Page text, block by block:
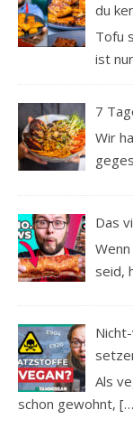
du
Tofu
ist
7
Wir
Das
seid,
Als
schon gewohnt,